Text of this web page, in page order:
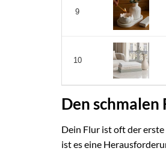
9
10
Den
Dein Flur ist oft der erste
ist es eine